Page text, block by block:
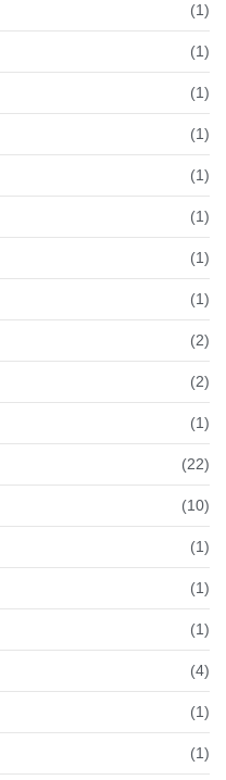
(1)
(1)
(1)
(1)
(1)
(1)
(1)
(1)
(2)
(2)
(1)
(22)
(10)
(1)
(1)
(1)
(4)
(1)
(1)